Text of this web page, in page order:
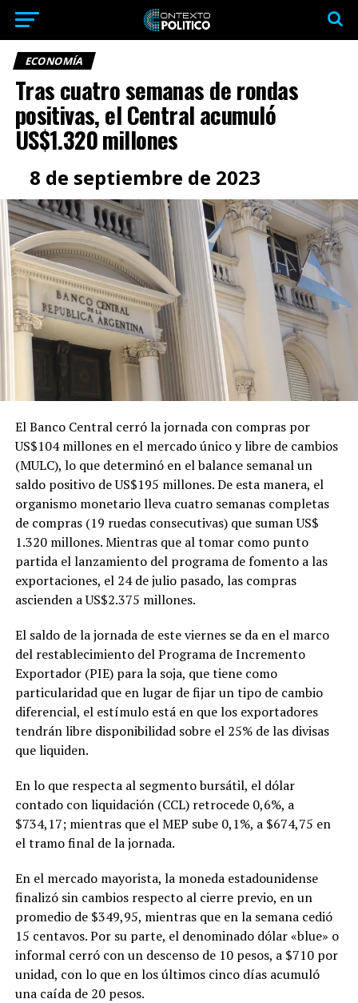
ECONOMÍA
Tras cuatro semanas de rondas
positivas, el Central acumuló
US$1.320 millones
8 de septiembre de 2023
El Banco Central cerró la jornada con compras por
US$104 millones en el mercado único y libre de cambios
(MULC), lo que determinó en el balance semanal un
saldo positivo de US$195 millones. De esta manera, el
organismo monetario lleva cuatro semanas completas
de compras (19 ruedas consecutivas) que suman US$
1.320 millones. Mientras que al tomar como punto
partida el lanzamiento del programa de fomento a las
exportaciones, el 24 de julio pasado, las compras
ascienden a US$2.375 millones.
El saldo de la jornada de este viernes se da en el marco
del restablecimiento del Programa de Incremento
Exportador (PIE) para la soja, que tiene como
particularidad que en lugar de fijar un tipo de cambio
diferencial, el estímulo está en que los exportadores
tendrán libre disponibilidad sobre el 25% de las divisas
que liquiden.
En lo que respecta al segmento bursátil, el dólar
contado con liquidación (CCL) retrocede 0,6%, a
$734,17; mientras que el MEP sube 0,1%, a $674,75 en
el tramo final de la jornada.
En el mercado mayorista, la moneda estadounidense
finalizó sin cambios respecto al cierre previo, en un
promedio de $349,95, mientras que en la semana cedió
15 centavos. Por su parte, el denominado dólar «blue» o
informal cerró con un descenso de 10 pesos, a $710 por
unidad, con lo que en los últimos cinco días acumuló
una caída de 20 pesos.